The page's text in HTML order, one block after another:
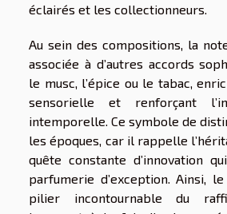
éclairés et les collectionneurs.
Au sein des compositions, la
associée à d’autres accords
le musc, l’épice ou le tabac,
sensorielle et renforçant
intemporelle. Ce symbole de
les époques, car il rappelle
quête constante d’innovation
parfumerie d’exception. Ainsi,
pilier incontournable du